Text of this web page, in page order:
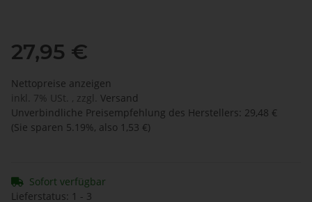
27,95 €
Nettopreise anzeigen
inkl. 7% USt. , zzgl. Versand
Unverbindliche Preisempfehlung des Herstellers: 29,48 €
(Sie sparen 5.19%, also 1,53 €)
Sofort verfügbar
Lieferstatus: 1 - 3